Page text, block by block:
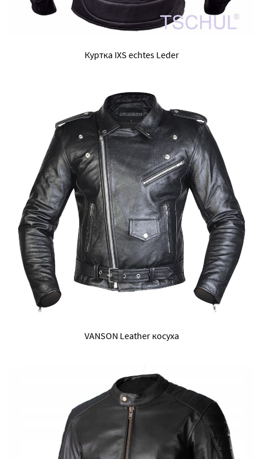
Куртка IXS echtes Leder
VANSON Leather косуха